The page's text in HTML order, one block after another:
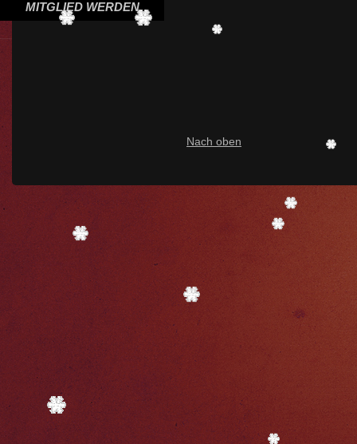
MITGLIED WERDEN
Nach oben